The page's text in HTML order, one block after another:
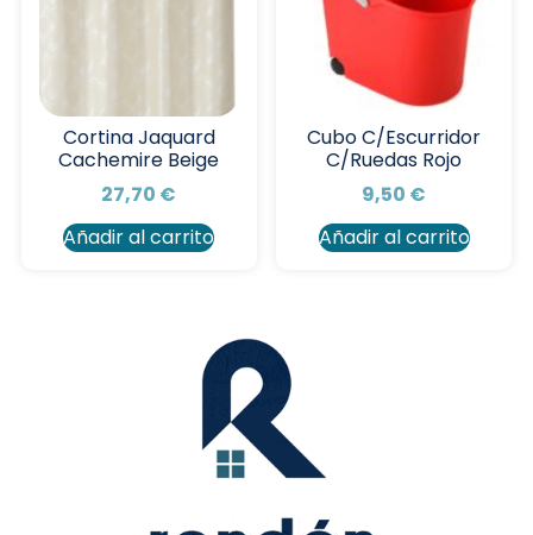
Cortina Jaquard
Cachemire Beige
27,70 €
Añadir al carrito
Cubo C/Escurridor
C/Ruedas Rojo
9,50 €
Añadir al carrito